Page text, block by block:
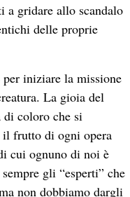
a gridare allo scandalo
delle proprie
per iniziare la missione
La gioia del
coloro che si
il frutto di ogni opera
cui ognuno di noi è
gli “esperti” che
non dobbiamo dargli